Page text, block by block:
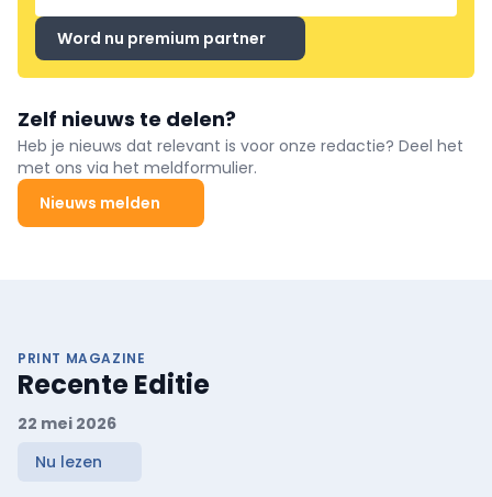
Word nu premium partner
Zelf nieuws te delen?
Heb je nieuws dat relevant is voor onze redactie? Deel het
met ons via het meldformulier.
Nieuws melden
PRINT MAGAZINE
Recente Editie
22 mei 2026
Nu lezen